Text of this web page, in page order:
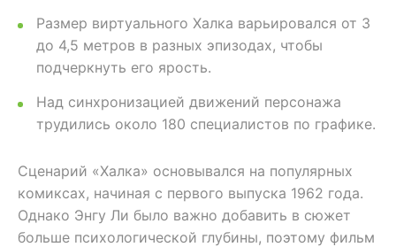
Размер виртуального Халка варьировался от 3
до 4,5 метров в разных эпизодах, чтобы
подчеркнуть его ярость.
Над синхронизацией движений персонажа
трудились около 180 специалистов по графике.
Сценарий «Халка» основывался на популярных
комиксах, начиная с первого выпуска 1962 года.
Однако Энгу Ли было важно добавить в сюжет
больше психологической глубины, поэтому фильм